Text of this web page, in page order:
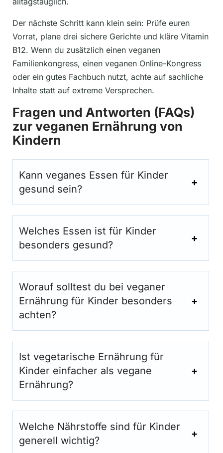
Der nächste Schritt kann klein sein: Prüfe euren
Vorrat, plane drei sichere Gerichte und kläre Vitamin
B12. Wenn du zusätzlich einen veganen
Familienkongress, einen veganen Online-Kongress
oder ein gutes Fachbuch nutzt, achte auf sachliche
Inhalte statt auf extreme Versprechen.
Fragen und Antworten (FAQs)
zur veganen Ernährung von
Kindern
Kann veganes Essen für Kinder
gesund sein?
Welches Essen ist für Kinder
besonders gesund?
Worauf solltest du bei veganer
Ernährung für Kinder besonders
achten?
Ist vegetarische Ernährung für
Kinder einfacher als vegane
Ernährung?
Welche Nährstoffe sind für Kinder
generell wichtig?